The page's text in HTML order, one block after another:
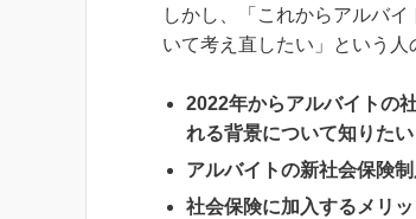
しかし、「これからアルバ
いて考え直したい」という人
2022年からアルバイトの
れる背景について知りたい
アルバイトの新社会保険
社会保険に加入するメリ